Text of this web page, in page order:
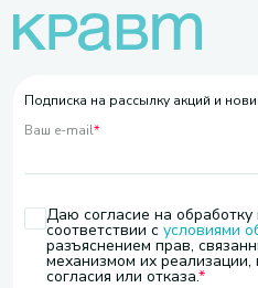
Подписка на рассылку акций и
Ваш e-mail*
Даю согласие на
соответствии с условиями
разъяснением прав,
механизмом их реализации,
согласия или отказа.